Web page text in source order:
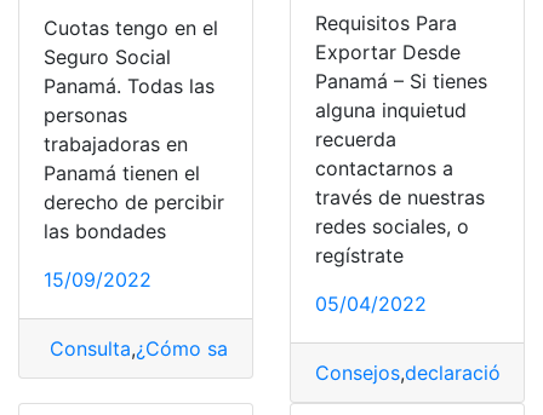
Cuotas tengo en el
Seguro Social
Panamá. Todas las
personas
trabajadoras en
Panamá tienen el
derecho de percibir
las bondades
15/09/2022
Consulta,¿Cómo saber? Cuántas tener,cuotas,seguro
Requisitos Para
Exportar Desde
Panamá – Si tienes
alguna inquietud
recuerda
contactarnos a
través de nuestras
redes sociales, o
regístrate
05/04/2022
Consejos,declaración